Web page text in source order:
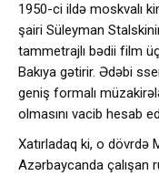
1950-ci ildə moskvalı
şairi Süleyman
tammetrajlı bədii film
Bakıya gətirir. Ədəbi
geniş formalı
olmasını vacib hesab
Xatırladaq ki, o dövrdə
Azərbaycanda çalışan